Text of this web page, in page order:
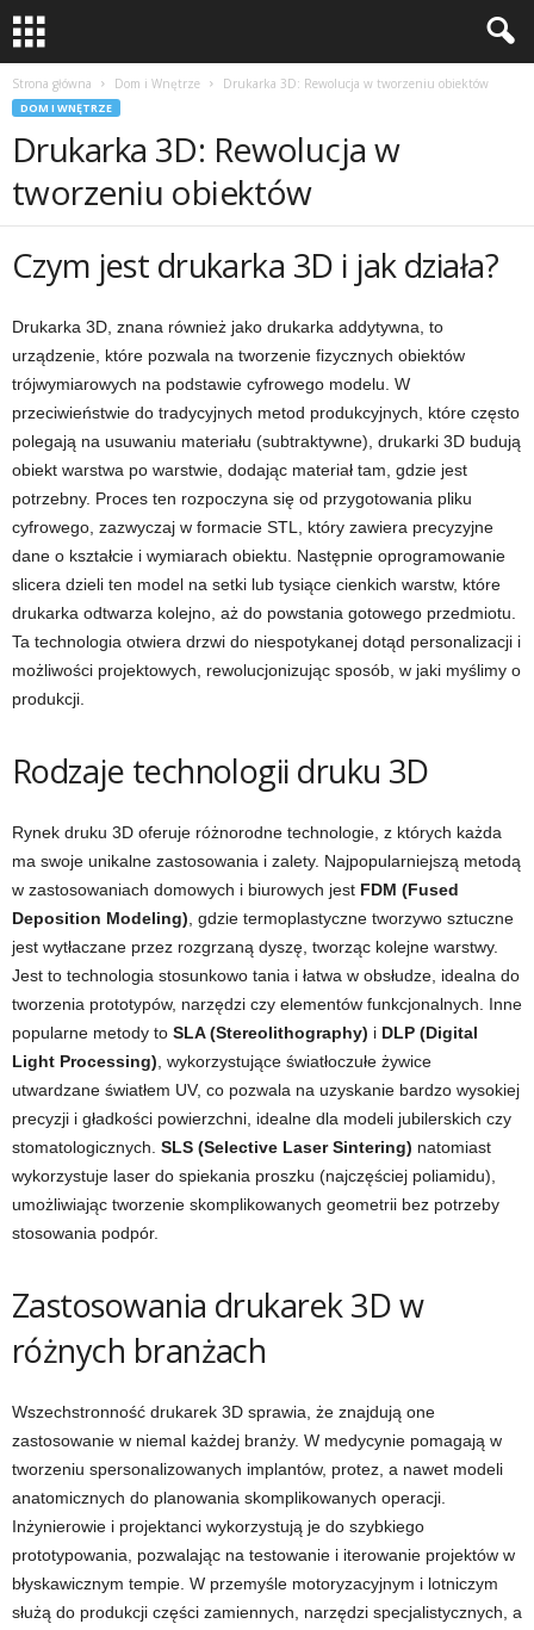
Strona główna Dom i Wnętrze Drukarka 3D: Rewolucja w tworzeniu obiektów
DOM I WNĘTRZE
Drukarka 3D: Rewolucja w
tworzeniu obiektów
Czym jest drukarka 3D i jak działa?
Drukarka 3D, znana również jako drukarka addytywna, to
urządzenie, które pozwala na tworzenie fizycznych obiektów
trójwymiarowych na podstawie cyfrowego modelu. W
przeciwieństwie do tradycyjnych metod produkcyjnych, które często
polegają na usuwaniu materiału (subtraktywne), drukarki 3D budują
obiekt warstwa po warstwie, dodając materiał tam, gdzie jest
potrzebny. Proces ten rozpoczyna się od przygotowania pliku
cyfrowego, zazwyczaj w formacie STL, który zawiera precyzyjne
dane o kształcie i wymiarach obiektu. Następnie oprogramowanie
slicera dzieli ten model na setki lub tysiące cienkich warstw, które
drukarka odtwarza kolejno, aż do powstania gotowego przedmiotu.
Ta technologia otwiera drzwi do niespotykanej dotąd personalizacji i
możliwości projektowych, rewolucjonizując sposób, w jaki myślimy o
produkcji.
Rodzaje technologii druku 3D
Rynek druku 3D oferuje różnorodne technologie, z których każda
ma swoje unikalne zastosowania i zalety. Najpopularniejszą metodą
w zastosowaniach domowych i biurowych jest FDM (Fused
Deposition Modeling) , gdzie termoplastyczne tworzywo sztuczne
jest wytłaczane przez rozgrzaną dyszę, tworząc kolejne warstwy.
Jest to technologia stosunkowo tania i łatwa w obsłudze, idealna do
tworzenia prototypów, narzędzi czy elementów funkcjonalnych. Inne
popularne metody to SLA (Stereolithography) i DLP (Digital
Light Processing) , wykorzystujące światłoczułe żywice
utwardzane światłem UV, co pozwala na uzyskanie bardzo wysokiej
precyzji i gładkości powierzchni, idealne dla modeli jubilerskich czy
stomatologicznych. SLS (Selective Laser Sintering) natomiast
wykorzystuje laser do spiekania proszku (najczęściej poliamidu),
umożliwiając tworzenie skomplikowanych geometrii bez potrzeby
stosowania podpór.
Zastosowania drukarek 3D w
różnych branżach
Wszechstronność drukarek 3D sprawia, że znajdują one
zastosowanie w niemal każdej branży. W medycynie pomagają w
tworzeniu spersonalizowanych implantów, protez, a nawet modeli
anatomicznych do planowania skomplikowanych operacji.
Inżynierowie i projektanci wykorzystują je do szybkiego
prototypowania, pozwalając na testowanie i iterowanie projektów w
błyskawicznym tempie. W przemyśle motoryzacyjnym i lotniczym
służą do produkcji części zamiennych, narzędzi specjalistycznych, a